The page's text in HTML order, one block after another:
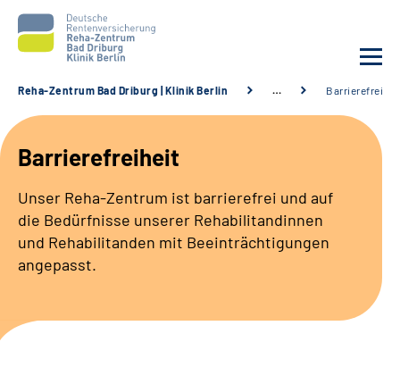
Unsere Klinik
Unsere Angebote
Sozialdienste & Zuweisende
Karriere
Suche
Reha-Zentrum Bad Driburg | Klinik Berlin …
Barrierefreiheit
Unser Reha-Zentrum ist barrierefrei und auf
die Bedürfnisse unserer Rehabilitandinnen
und Rehabilitanden mit Beeinträchtigungen
angepasst.